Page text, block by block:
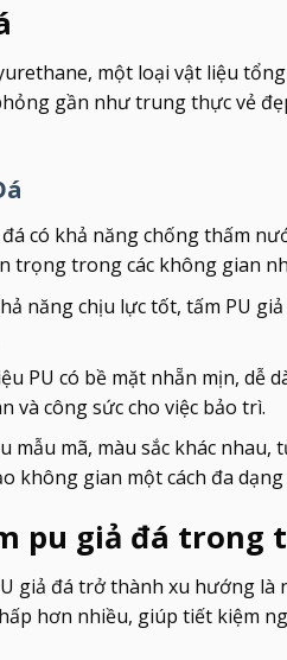
một loại vật liệu
gần như trung thực vẻ
đá có khả năng chống thấm
trọng trong các không gian
năng chịu lực tốt, tấm PU
PU có bề mặt nhẵn mịn, dễ
và công sức cho việc bảo trì.
mẫu mã, màu sắc khác
không gian một cách đa
pu giả đá
giả đá trở thành xu hướng là
hơn nhiều, giúp tiết kiệm